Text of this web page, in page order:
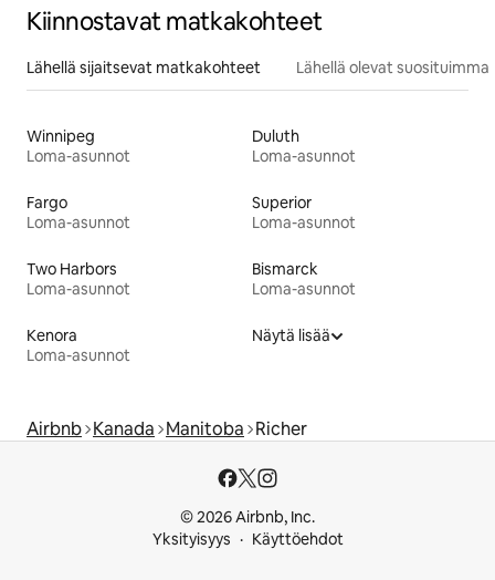
Kiinnostavat matkakohteet
Lähellä sijaitsevat matkakohteet Lähellä olevat
Winnipeg
Loma-asunnot
Duluth
Loma-asunnot
Fargo
Loma-asunnot
Superior
Loma-asunnot
Two Harbors
Loma-asunnot
Bismarck
Loma-asunnot
Kenora
Loma-asunnot
Näytä lisää
Airbnb Kanada Manitoba Richer
© 2026 Airbnb, Inc.
Yksityisyys
Käyttöehdot